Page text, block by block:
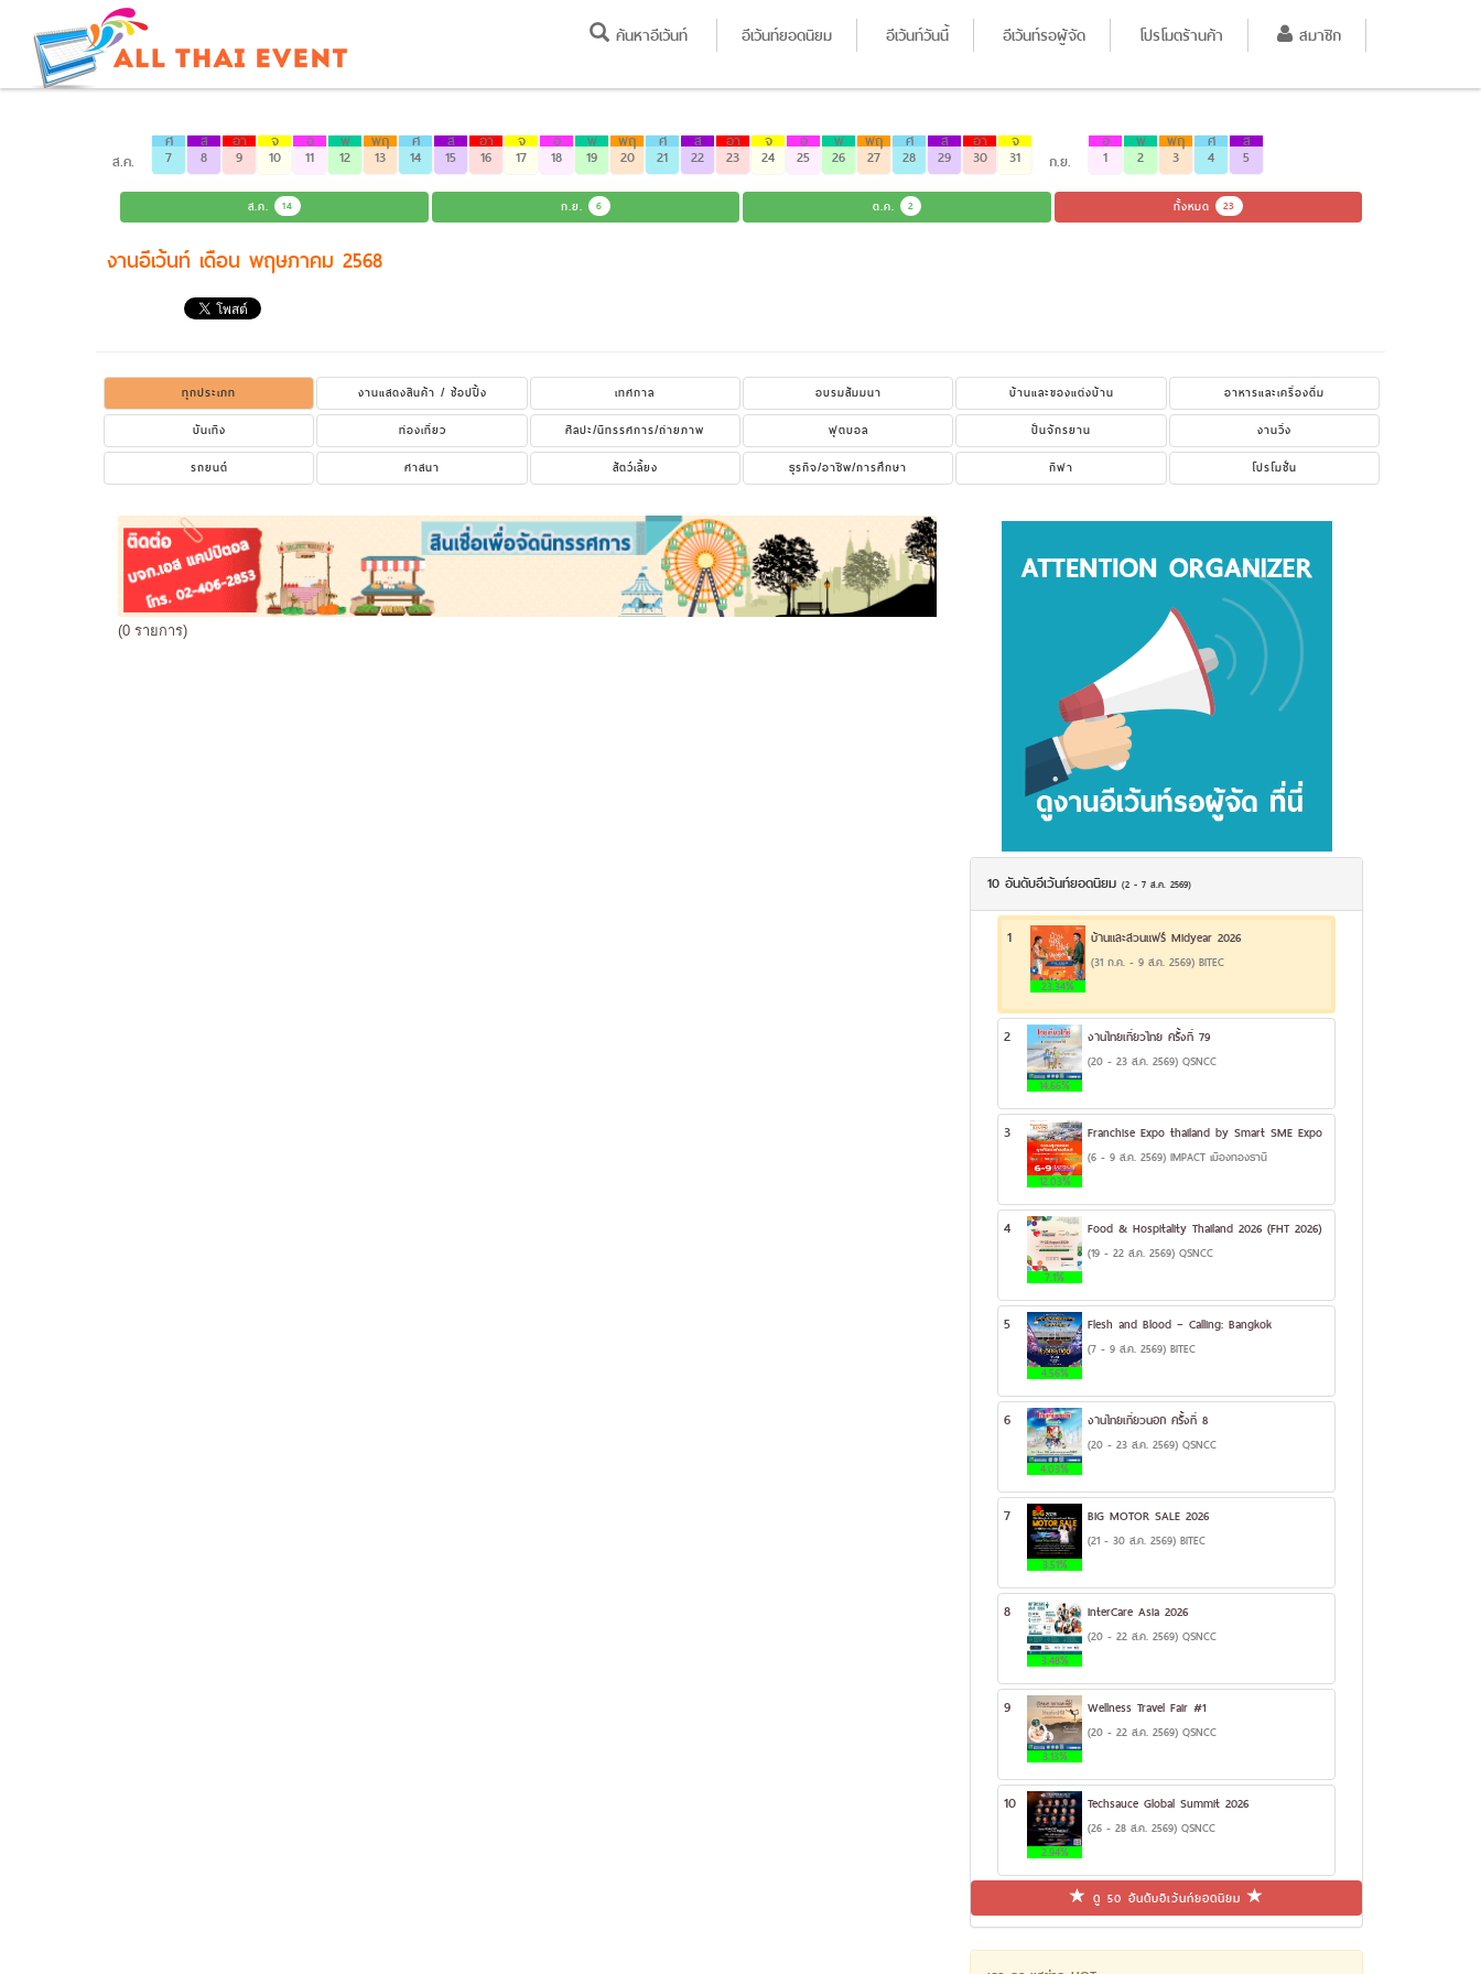
ค้นหาอีเว้นท์ อีเว้นท์ยอดนิยม อีเว้นท์วันนี้ อีเว้นท์รอผู้จัด โปรโมตร้านค้า สมาชิก
ส.ค.
ศ
7
ส
8
อา
9
จ
10
อ
11
พ
12
พฤ
13
ศ
14
ส
15
อา
16
จ
17
อ
18
พ
19
พฤ
20
ศ
21
ส
22
อา
23
จ
24
อ
25
พ
26
พฤ
27
ศ
28
ส
29
อา
30
จ
31 ก.ย.
อ
1
พ
2
พฤ
3
ศ
4
ส
5
ส.ค. 14 ก.ย. 6 ต.ค. 2 ทั้งหมด 23
งานอีเว้นท์ เดือน พฤษภาคม 2568
ทุกประเภท งานแสดงสินค้า / ช้อปปิ้ง เทศกาล อบรมสัมมนา บ้านและของแต่งบ้าน
อาหารและเครื่องดื่ม
บันเทิง
ท่องเที่ยว ศิลปะ/นิทรรศการ/ถ่ายภาพ ฟุตบอล ปั่นจักรยาน
งานวิ่ง
รถยนต์
ศาสนา สัตว์เลี้ยง ธุรกิจ/อาชีพ/การศึกษา กีฬา โปรโมชั่น
(0 รายการ)
10 อันดับอีเว้นท์ยอดนิยม(2 - 7 ส.ค. 2569)
1
23.34%
บ้านและสวนแฟร์ Midyear 2026
(31 ก.ค. - 9 ส.ค. 2569) BITEC
2
14.66%
งานไทยเที่ยวไทย ครั้งที่ 79
(20 - 23 ส.ค. 2569) QSNCC
3
12.03%
Franchise Expo thailand by Smart SME Expo
(6 - 9 ส.ค. 2569) IMPACT เมืองทองธานี
4
7.1%
Food & Hospitality Thailand 2026 (FHT 2026)
(19 - 22 ส.ค. 2569) QSNCC
5
4.56%
Flesh and Blood – Calling: Bangkok
(7 - 9 ส.ค. 2569) BITEC
6
4.03%
งานไทยเที่ยวนอก ครั้งที่ 8
(20 - 23 ส.ค. 2569) QSNCC
7
3.51%
BIG MOTOR SALE 2026
(21 - 30 ส.ค. 2569) BITEC
8
3.48%
InterCare Asia 2026
(20 - 22 ส.ค. 2569) QSNCC
9
3.13%
Wellness Travel Fair #1
(20 - 22 ส.ค. 2569) QSNCC
10
2.94%
Techsauce Global Summit 2026
(26 - 28 ส.ค. 2569) QSNCC
ดู 50 อันดับอีเว้นท์ยอดนิยม